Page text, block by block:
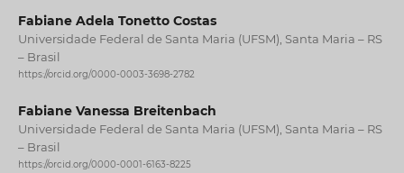
Fabiane Adela Tonetto Costas
Universidade Federal de Santa Maria (UFSM), Santa Maria – RS
– Brasil
https://orcid.org/0000-0003-3698-2782
Fabiane Vanessa Breitenbach
Universidade Federal de Santa Maria (UFSM), Santa Maria – RS
– Brasil
https://orcid.org/0000-0001-6163-8225